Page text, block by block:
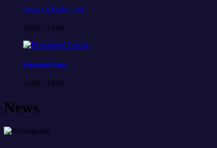
Sunray-FM bei der Arbeit
09:00 - 16:00
Feierabend Deluxe
16:00 - 18:00
News